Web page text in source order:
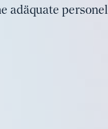
adäquate